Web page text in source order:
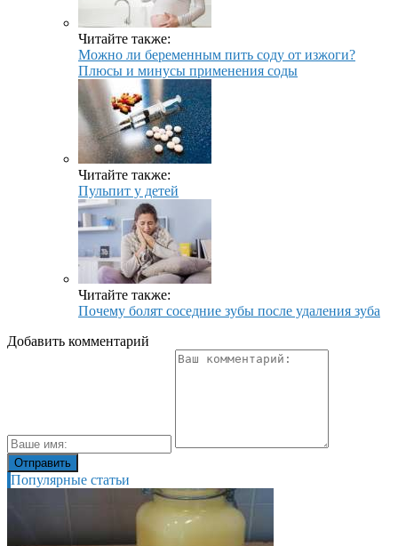
Читайте также:
Можно ли беременным пить соду от изжоги?
Плюсы и минусы применения соды
Читайте также:
Пульпит у детей
Читайте также:
Почему болят соседние зубы после удаления зуба
Добавить комментарий
Популярные статьи